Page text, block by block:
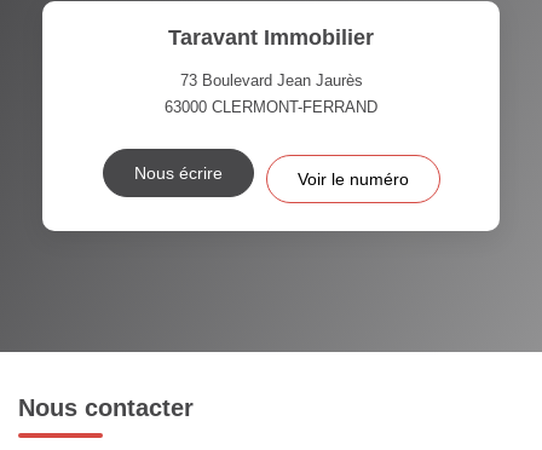
Taravant Immobilier
73 Boulevard Jean Jaurès
63000 CLERMONT-FERRAND
Nous écrire Voir le numéro
Nous contacter